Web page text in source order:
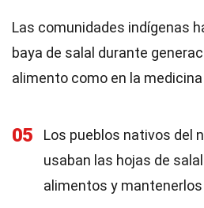
Las comunidades indígenas
baya de salal durante
alimento como en la
05
Los pueblos nativos del
usaban las hojas de
alimentos y